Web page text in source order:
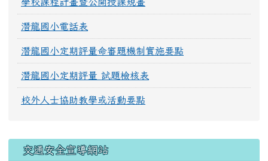
學校課程計畫暨公開授課規畫
潛龍國小電話表
潛龍國小定期評量命審題機制實施要點
潛龍國小定期評量 試題檢核表
校外人士協助教學或活動要點
交通安全宣導網站